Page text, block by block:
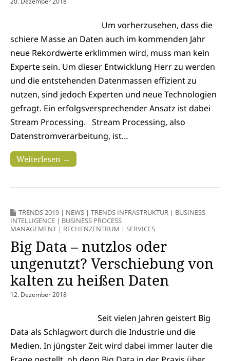
Um vorherzusehen, dass die
schiere Masse an Daten auch im kommenden Jahr
neue Rekordwerte erklimmen wird, muss man kein
Experte sein. Um dieser Entwicklung Herr zu werden
und die entstehenden Datenmassen effizient zu
nutzen, sind jedoch Experten und neue Technologien
gefragt. Ein erfolgsversprechender Ansatz ist dabei
Stream Processing. Stream Processing, also
Datenstromverarbeitung, ist…
Weiterlesen →
TRENDS 2019 | NEWS | TRENDS INFRASTRUKTUR | BUSINESS
INTELLIGENCE | BUSINESS PROCESS
MANAGEMENT | RECHENZENTRUM | SERVICES
Big Data – nutzlos oder
ungenutzt? Verschiebung von
kalten zu heißen Daten
12. Dezember 2018
Seit vielen Jahren geistert Big
Data als Schlagwort durch die Industrie und die
Medien. In jüngster Zeit wird dabei immer lauter die